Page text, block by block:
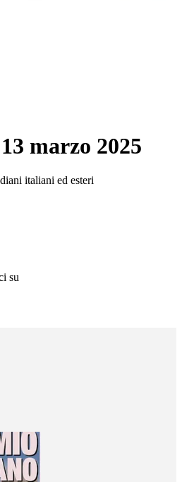
marzo 2025
italiani ed esteri
su